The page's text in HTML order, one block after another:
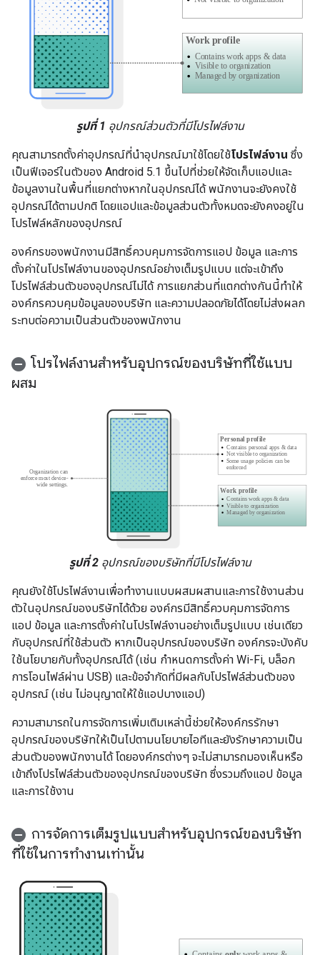
รูปที่ 1 อุปกรณ์ส่วนตัวที่มีโปรไฟล์งาน
คุณสามารถตั้งค่าอุปกรณ์ที่นำอุปกรณ์มาใช้โดยใช้โปรไฟล์งาน ซึ่ง
เป็นฟีเจอร์ในตัวของ Android 5.1 ขึ้นไปที่ช่วยให้จัดเก็บแอปและ
ข้อมูลงานในพื้นที่แยกต่างหากในอุปกรณ์ได้ พนักงานจะยังคงใช้
อุปกรณ์ได้ตามปกติ โดยแอปและข้อมูลส่วนตัวทั้งหมดจะยังคงอยู่ใน
โปรไฟล์หลักของอุปกรณ์
องค์กรของพนักงานมีสิทธิ์ควบคุมการจัดการแอป ข้อมูล และการ
ตั้งค่าในโปรไฟล์งานของอุปกรณ์อย่างเต็มรูปแบบ แต่จะเข้าถึง
โปรไฟล์ส่วนตัวของอุปกรณ์ไม่ได้ การแยกส่วนที่แตกต่างกันนี้ทำให้
องค์กรควบคุมข้อมูลของบริษัท และความปลอดภัยได้โดยไม่ส่งผลก
ระทบต่อความเป็นส่วนตัวของพนักงาน
โปรไฟล์งานสำหรับอุปกรณ์ของบริษัทที่ใช้แบบ
ผสม
รูปที่ 2อุปกรณ์ของบริษัทที่มีโปรไฟล์งาน
คุณยังใช้โปรไฟล์งานเพื่อทำงานแบบผสมผสานและการใช้งานส่วน
ตัวในอุปกรณ์ของบริษัทได้ด้วย องค์กรมีสิทธิ์ควบคุมการจัดการ
แอป ข้อมูล และการตั้งค่าในโปรไฟล์งานอย่างเต็มรูปแบบ เช่นเดียว
กับอุปกรณ์ที่ใช้ส่วนตัว หากเป็นอุปกรณ์ของบริษัท องค์กรจะบังคับ
ใช้นโยบายกับทั้งอุปกรณ์ได้ (เช่น กำหนดการตั้งค่า Wi-Fi, บล็อก
การโอนไฟล์ผ่าน USB) และข้อจำกัดที่มีผลกับโปรไฟล์ส่วนตัวของ
อุปกรณ์ (เช่น ไม่อนุญาตให้ใช้แอปบางแอป)
ความสามารถในการจัดการเพิ่มเติมเหล่านี้ช่วยให้องค์กรรักษา
อุปกรณ์ของบริษัทให้เป็นไปตามนโยบายไอทีและยังรักษาความเป็น
ส่วนตัวของพนักงานได้ โดยองค์กรต่างๆ จะไม่สามารถมองเห็นหรือ
เข้าถึงโปรไฟล์ส่วนตัวของอุปกรณ์ของบริษัท ซึ่งรวมถึงแอป ข้อมูล
และการใช้งาน
การจัดการเต็มรูปแบบสำหรับอุปกรณ์ของบริษัท
ที่ใช้ในการทำงานเท่านั้น